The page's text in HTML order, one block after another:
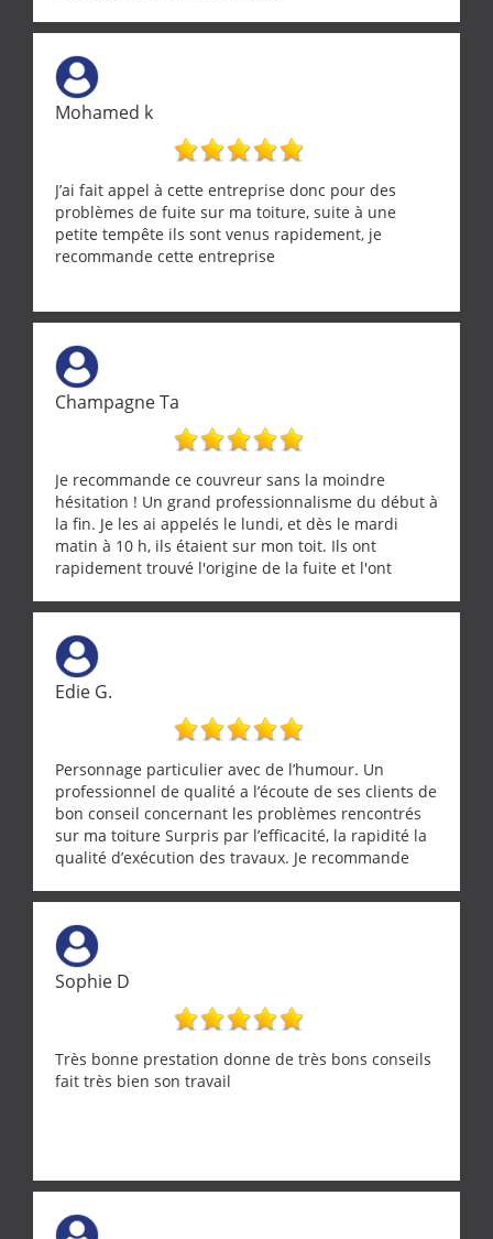
Mohamed k
J’ai fait appel à cette entreprise donc pour des
problèmes de fuite sur ma toiture, suite à une
petite tempête ils sont venus rapidement, je
recommande cette entreprise
Champagne Ta
Je recommande ce couvreur sans la moindre
hésitation ! Un grand professionnalisme du début à
la fin. Je les ai appelés le lundi, et dès le mardi
matin à 10 h, ils étaient sur mon toit. Ils ont
rapidement trouvé l'origine de la fuite et l'ont
Une équipe sérieuse, réactive et compétente. C'est
vraiment rassurant de pouvoir compter sur des
artisans aussi professionnels. Merci encore !
Edie G.
Personnage particulier avec de l’humour. Un
professionnel de qualité a l’écoute de ses clients de
bon conseil concernant les problèmes rencontrés
sur ma toiture Surpris par l’efficacité, la rapidité la
qualité d’exécution des travaux. Je recommande
Sophie D
Très bonne prestation donne de très bons conseils
fait très bien son travail